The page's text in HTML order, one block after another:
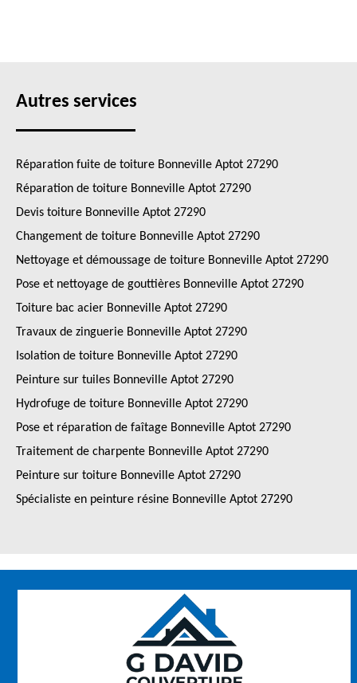
Autres services
Réparation fuite de toiture Bonneville Aptot 27290
Réparation de toiture Bonneville Aptot 27290
Devis toiture Bonneville Aptot 27290
Changement de toiture Bonneville Aptot 27290
Nettoyage et démoussage de toiture Bonneville Aptot 27290
Pose et nettoyage de gouttières Bonneville Aptot 27290
Toiture bac acier Bonneville Aptot 27290
Travaux de zinguerie Bonneville Aptot 27290
Isolation de toiture Bonneville Aptot 27290
Peinture sur tuiles Bonneville Aptot 27290
Hydrofuge de toiture Bonneville Aptot 27290
Pose et réparation de faîtage Bonneville Aptot 27290
Traitement de charpente Bonneville Aptot 27290
Peinture sur toiture Bonneville Aptot 27290
Spécialiste en peinture résine Bonneville Aptot 27290